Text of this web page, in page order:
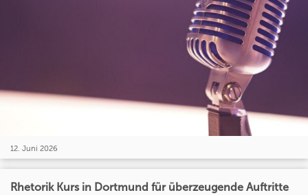
12. Juni 2026
Rhetorik Kurs in Dortmund für überzeugende Auftritte